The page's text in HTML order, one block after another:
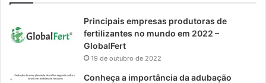
Principais empresas produtoras de
fertilizantes no mundo em 2022 –
GlobalFert
19 de outubro de 2022
Conheça a importância da adubação